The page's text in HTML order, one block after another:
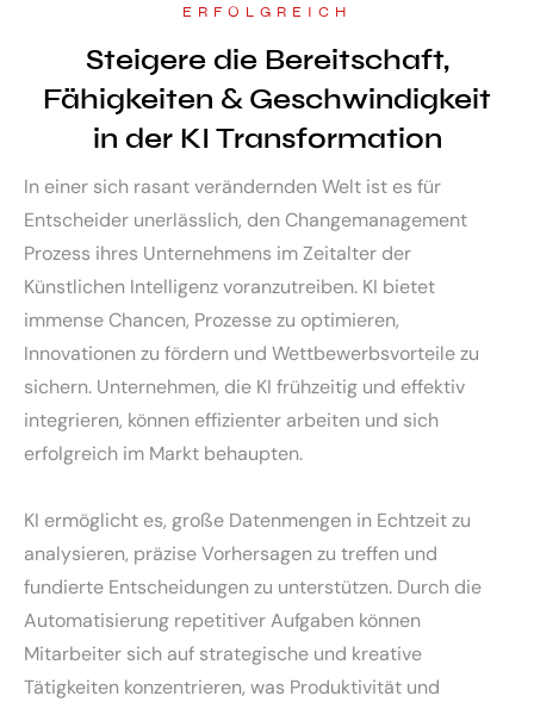
ERFOLGREICH
Steigere die Bereitschaft,
Fähigkeiten & Geschwindigkeit
in der KI Transformation
In einer sich rasant verändernden Welt ist es für
Entscheider unerlässlich, den Changemanagement
Prozess ihres Unternehmens im Zeitalter der
Künstlichen Intelligenz voranzutreiben. KI bietet
immense Chancen, Prozesse zu optimieren,
Innovationen zu fördern und Wettbewerbsvorteile zu
sichern. Unternehmen, die KI frühzeitig und effektiv
integrieren, können effizienter arbeiten und sich
erfolgreich im Markt behaupten.
KI ermöglicht es, große Datenmengen in Echtzeit zu
analysieren, präzise Vorhersagen zu treffen und
fundierte Entscheidungen zu unterstützen. Durch die
Automatisierung repetitiver Aufgaben können
Mitarbeiter sich auf strategische und kreative
Tätigkeiten konzentrieren, was Produktivität und